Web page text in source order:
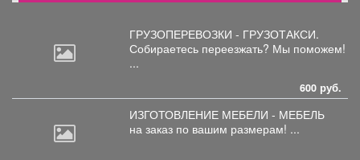
ГРУЗОПЕРЕВОЗКИ - ГРУЗОТАКСИ.
Собираетесь переезжать? Мы поможем!
...
600 руб.
ИЗГОТОВЛЕНИЕ МЕБЕЛИ - МЕБЕЛЬ
на заказ по вашим размерам! ...